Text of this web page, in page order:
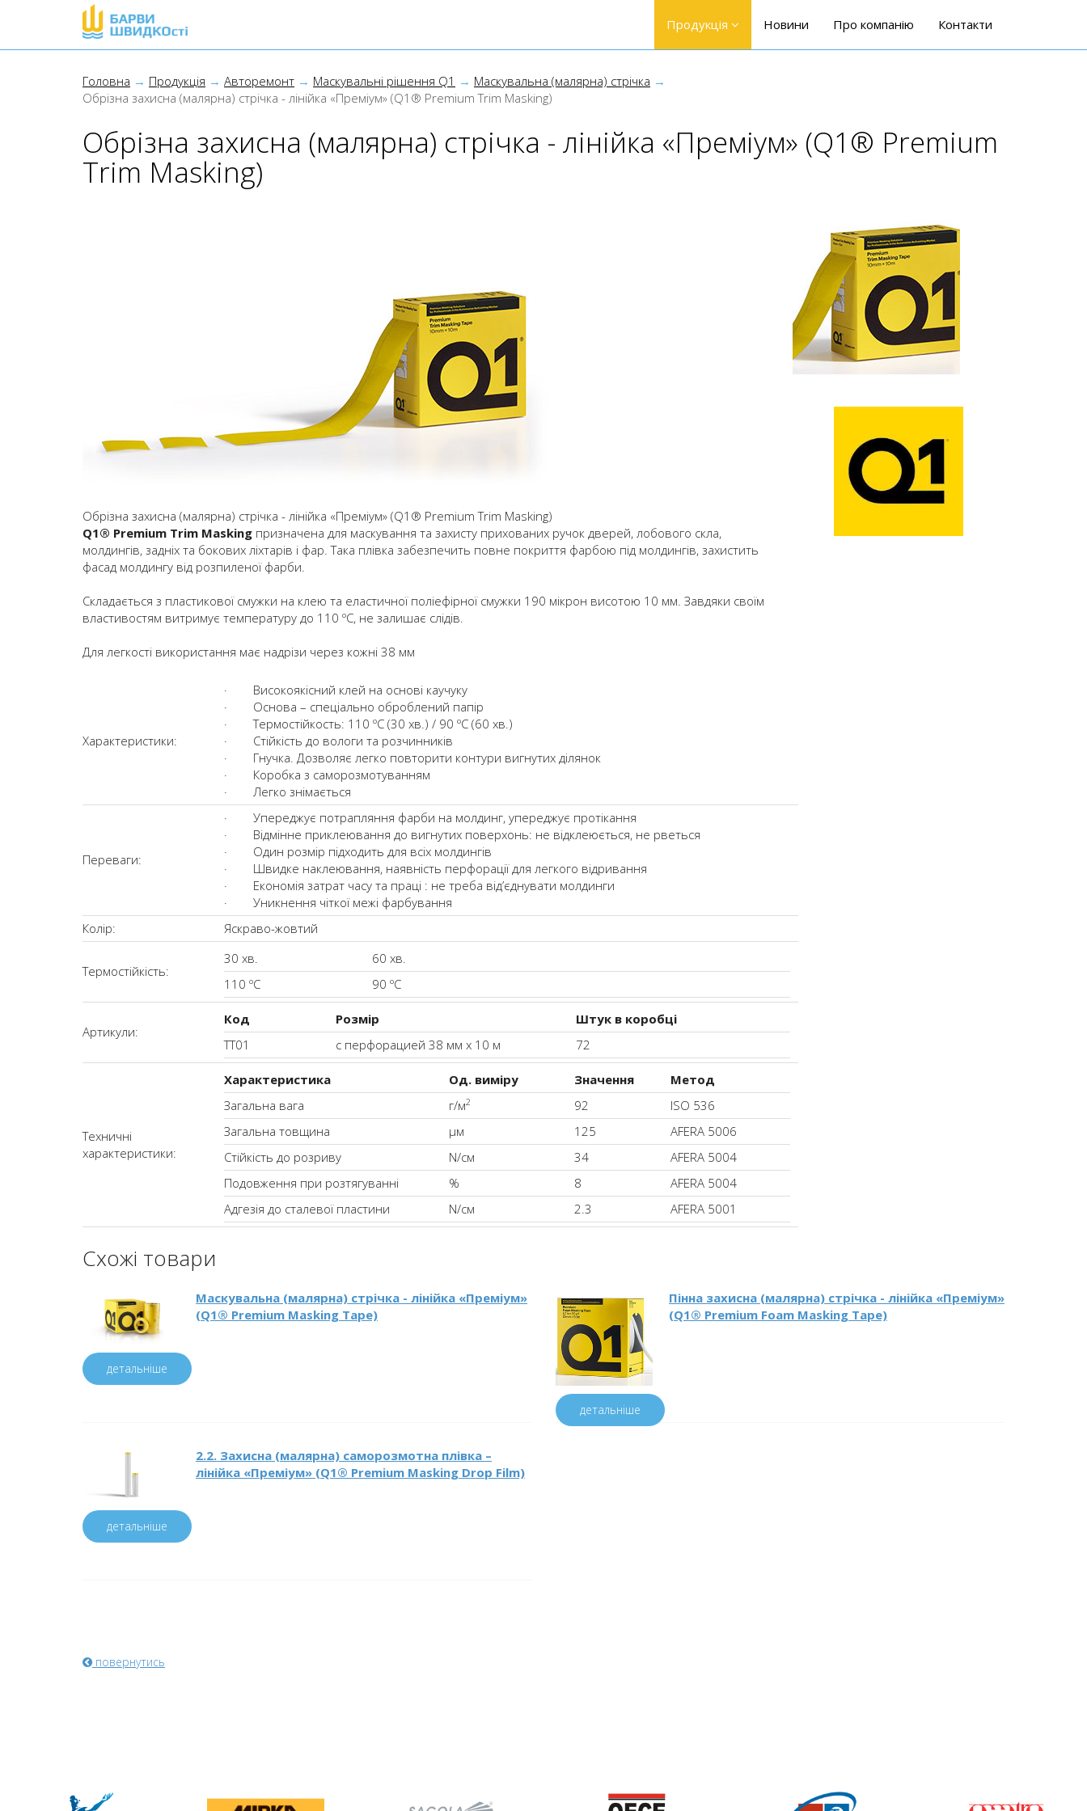
Продукція Новини Про компанію Контакти
Головна Продукція Авторемонт Маскувальні рішення Q1
Маскувальна (малярна) стрічка
Обрізна захисна (малярна) стрічка - лінійка «Преміум» (Q1® Premium Trim Masking)
Обрізна захисна (малярна) стрічка - лінійка «Преміум» (Q1® Premium
Trim Masking)
Обрізна захисна (малярна) стрічка - лінійка «Преміум» (Q1® Premium Trim Masking)
Q1® Premium Trim Masking призначена для маскування та захисту прихованих ручок дверей, лобового скла,
молдингів, задніх та бокових ліхтарів і фар. Така плівка забезпечить повне покриття фарбою під молдингів, захистить
фасад молдингу від розпиленої фарби.
Складається з пластикової смужки на клею та еластичної поліефірної смужки 190 мікрон висотою 10 мм. Завдяки своїм
властивостям витримує температуру до 110 ºС, не залишає слідів.
Для легкості використання має надрізи через кожні 38 мм
Характеристики:
· Високоякісний клей на основі каучуку
· Основа – спеціально оброблений папір
· Термостійкость: 110 ºС (30 хв.) / 90 ºС (60 хв.)
· Стійкість до вологи та розчинників
· Гнучка. Дозволяє легко повторити контури вигнутих ділянок
· Коробка з саморозмотуванням
· Легко знімається
Переваги:
· Упереджує потрапляння фарби на молдинг, упереджує протікання
· Відмінне приклеювання до вигнутих поверхонь: не відклеюється, не рветься
· Один розмір підходить для всіх молдингів
· Швидке наклеювання, наявність перфорації для легкого відривання
· Економія затрат часу та праці : не треба від’єднувати молдинги
· Уникнення чіткої межі фарбування
Колір:
Яскраво-жовтий
Термостійкість:
30 хв.
60 хв.
110 ºС
90 ºС
Артикули:
Код Розмір
Штук в коробці
ТТ01
с перфорацией 38 мм х 10 м 72
Техничні
характеристики:
Характеристика Од. виміру Значення
Метод
Загальна вага
г/м2 92
ISO 536
Загальна товщина
µм 125
AFERA 5006
Стійкість до розриву
N/см 34
AFERA 5004
Подовження при розтягуванні
% 8
AFERA 5004
Адгезія до сталевої пластини
N/см 2.3 AFERA 5001
Схожі товари
Маскувальна (малярна) стрічка - лінійка «Преміум»
(Q1® Premium Masking Tape)
детальніше
Пінна захисна (малярна) стрічка - лінійка «Преміум»
(Q1® Premium Foam Masking Tape)
детальніше
2.2. Захисна (малярна) саморозмотна плівка –
лінійка «Преміум» (Q1® Premium Masking Drop Film)
детальніше
повернутись